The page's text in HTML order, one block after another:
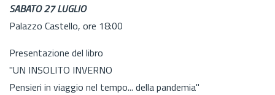
SABATO 27 LUGLIO
Palazzo Castello, ore 18:00
Presentazione del libro
"UN INSOLITO INVERNO
Pensieri in viaggio nel tempo... della pandemia"